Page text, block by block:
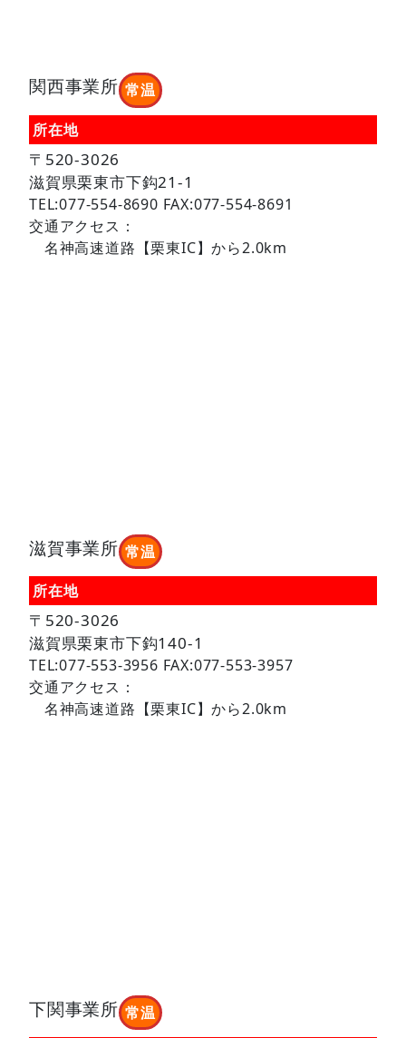
関西事業所 常温
所在地
〒520-3026
滋賀県栗東市下鈎21-1
TEL:077-554-8690 FAX:077-554-8691
交通アクセス：
名神高速道路【栗東IC】から2.0km
滋賀事業所 常温
所在地
〒520-3026
滋賀県栗東市下鈎140-1
TEL:077-553-3956 FAX:077-553-3957
交通アクセス：
名神高速道路【栗東IC】から2.0km
下関事業所 常温